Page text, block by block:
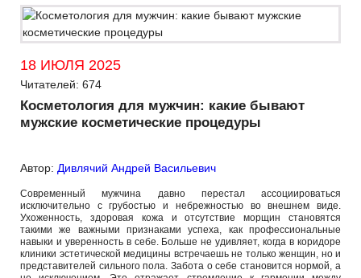
18 ИЮЛЯ 2025
Читателей: 674
Косметология для мужчин: какие бывают
мужские косметические процедуры
Автор: Дивлячий Андрей Васильевич
Современный мужчина давно перестал ассоциироваться
исключительно с грубостью и небрежностью во внешнем виде.
Ухоженность, здоровая кожа и отсутствие морщин становятся
такими же важными признаками успеха, как профессиональные
навыки и уверенность в себе. Больше не удивляет, когда в коридоре
клиники эстетической медицины встречаешь не только женщин, но и
представителей сильного пола. Забота о себе становится нормой, а